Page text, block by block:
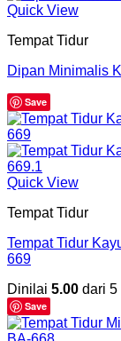
Quick View
Tempat Tidur
Dipan Minimalis
Save
Quick View
Tempat Tidur
Tempat Tidur
669
Dinilai 5.00 dari 5
Save